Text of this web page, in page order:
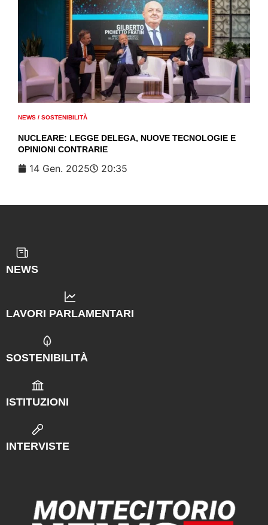
NEWS / SOSTENIBILITÀ
NUCLEARE: LEGGE DELEGA, NUOVE TECNOLOGIE E
OPINIONI CONTRARIE
14 Gen. 2025 20:35
NEWS
LAVORI PARLAMENTARI
SOSTENIBILITÀ
ISTITUZIONI
INTERVISTE